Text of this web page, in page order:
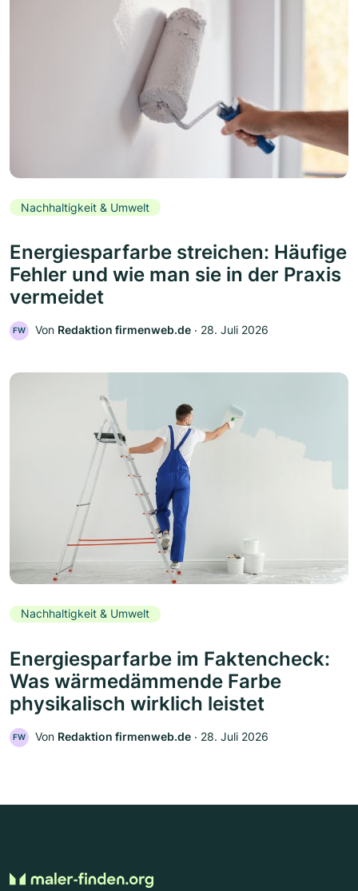
Nachhaltigkeit & Umwelt
Energiesparfarbe streichen: Häufige
Fehler und wie man sie in der Praxis
vermeidet
FW Von Redaktion firmenweb.de ‧ 28. Juli 2026
Nachhaltigkeit & Umwelt
Energiesparfarbe im Faktencheck:
Was wärmedämmende Farbe
physikalisch wirklich leistet
FW Von Redaktion firmenweb.de ‧ 28. Juli 2026